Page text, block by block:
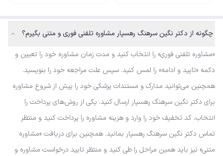
چگونه از دکتر نگین سرهنگ رهسپار مشاوره تلفنی فوری و متنی بگیرم؟
«مشاوره تلفنی فوری» را انتخاب کنید و مدت زمان مشاوره خود را تعیین و
دکمه «تایید و ادامه» را لمس کنید. سپس علت مراجعه خود را بنویسید.
همچنین می‌توانید مدارک و مستندات پزشکی خود را پیش از شروع مشاوره
برای دکتر نگین سرهنگ رهسپار ارسال کنید. یکی از روش‌های پرداخت را
انتخاب، کد تخفیف خود را وارد و هزینه مشاوره را پرداخت کنید و منتظر
تماس دکتر نگین سرهنگ رهسپار بمانید. همچنین برای دریافت «مشاوره
متنی» نیز باید همین مراحل را طی کنید و منتظر تایید درخواست مشاوره و